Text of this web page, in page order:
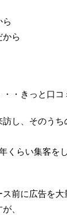
ら
から
・きっと口コ
し、そのう
くらい集客を
前に広告を
、